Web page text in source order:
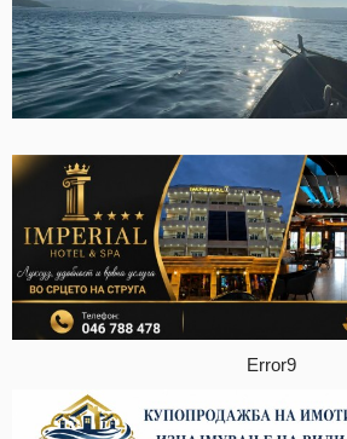
Error9